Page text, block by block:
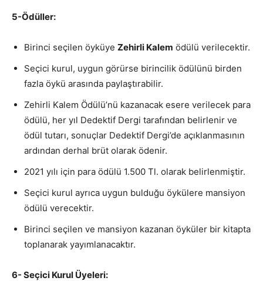
5-Ödüller:
Birinci seçilen öyküye Zehirli Kalem ödülü verilecektir.
Seçici kurul, uygun görürse birincilik ödülünü birden
fazla öykü arasında paylaştırabilir.
Zehirli Kalem Ödülü’nü kazanacak esere verilecek para
ödülü, her yıl Dedektif Dergi tarafından belirlenir ve
ödül tutarı, sonuçlar Dedektif Dergi’de açıklanmasının
ardından derhal brüt olarak ödenir.
2021 yılı için para ödülü 1.500 Tl. olarak belirlenmiştir.
Seçici kurul ayrıca uygun bulduğu öykülere mansiyon
ödülü verecektir.
Birinci seçilen ve mansiyon kazanan öyküler bir kitapta
toplanarak yayımlanacaktır.
6- Seçici Kurul Üyeleri: